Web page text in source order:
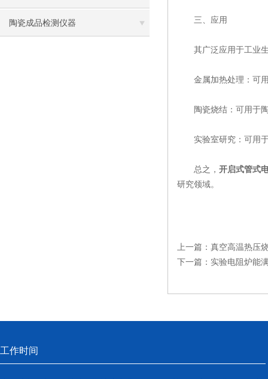
陶瓷成品检测仪器 三、应用
其广泛应用于工业生
金属加热处理：可用
陶瓷烧结：可用于陶
实验室研究：可用于
总之， 开启式管式
研究领域。
上一篇： 真空高温热压
下一篇： 实验电阻炉能
工作时间